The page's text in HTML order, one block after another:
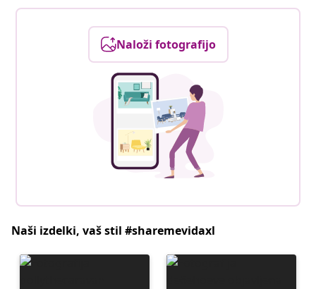
Naloži fotografijo
Naši izdelki, vaš stil #sharemevidaxl